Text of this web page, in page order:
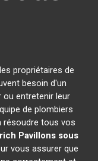
propriétaires de
besoin d'un
ou entretenir leur
de plombiers
résoudre tous vos
Pavillons sous
vous assurer que